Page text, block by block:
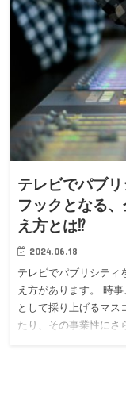
テレビでパブ
フックとなる
え方とは⁉︎
2024.06.18
テレビでパブリシティ
え方があります。 時
として採り上げるマス
たり、その事業性にさ